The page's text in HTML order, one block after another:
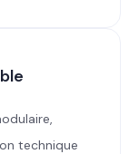
technique